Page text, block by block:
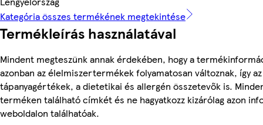
Kategória összes termékének megtekintése
Termékleírás használatával
Mindent megteszünk annak érdekében, hogy a
azonban az élelmiszertermékek folyamatosan változnak, így
tápanyagértékek, a dietetikai és allergén összetevők is.
terméken található címkét és ne hagyatkozz kizárólag azon
weboldalon találhatóak.